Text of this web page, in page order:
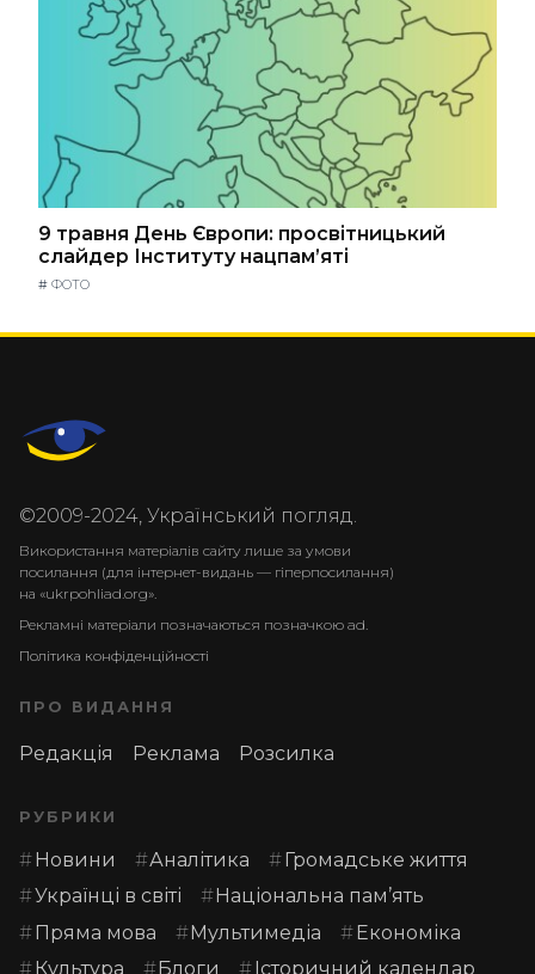
9 травня День Європи: просвітницький
слайдер Інституту нацпам’яті
# ФОТО
©2009-2024, Український погляд.
Використання матеріалів сайту лише за умови
посилання (для інтернет-видань — гіперпосилання)
на «ukrpohliad.org».
Рекламні матеріали позначаються позначкою ad.
Політика конфіденційності
ПРО ВИДАННЯ
Редакція Реклама Розсилка
РУБРИКИ
Новини Аналітика
Громадське життя
Українці в світі
Національна пам’ять
Пряма мова
Мультимедіа
Економіка
Культура
Блоги Історичний календар